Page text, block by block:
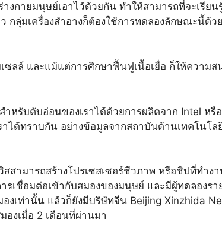
กายมนุษย์เอาไว้ด้วยกัน ทำให้สามารถที่จะเรีย
กลุ่มเครื่องสำอางก็ต้องใช้การทดลองลักษณะนี้
ซลล์ และแม้แต่การศึกษาฟื้นฟูเนื้อเยื่อ ก็ให้ความ
หรับตับอ่อนของเราได้ด้วยการผลิตจาก Intel ห
าได้ทราบกัน อย่างข้อมูลจากสถาบันด้านเทคโนโ
สามารถสร้างโปรเซสเซอร์ชีวภาพ หรือชิปที่ทำ
เชื่อมต่อเข้ากับสมองของมนุษย์ และมีผู้ทดลองรา
งเท่านั้น แล้วก็ยังมีบริษัทจีน Beijing Xinzhida
องเมื่อ 2 เดือนที่ผ่านมา